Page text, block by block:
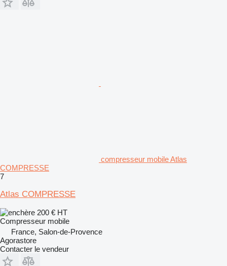
compresseur mobile Atlas
COMPRESSE
7
Atlas COMPRESSE
200 € HT
Compresseur mobile
France, Salon-de-Provence
Agorastore
Contacter le vendeur